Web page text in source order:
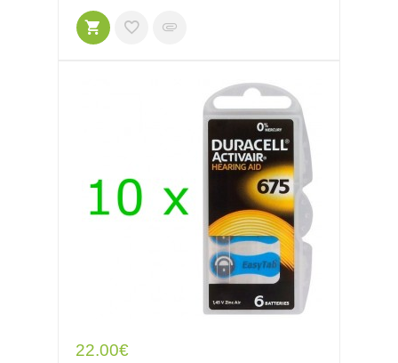
22.00€